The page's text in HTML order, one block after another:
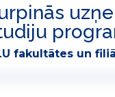
fakultātes un